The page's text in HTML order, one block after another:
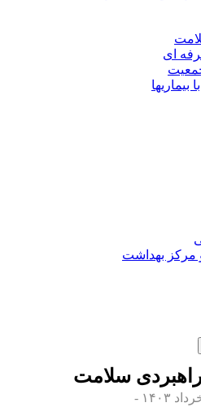
ای
بهداشت
سلامت